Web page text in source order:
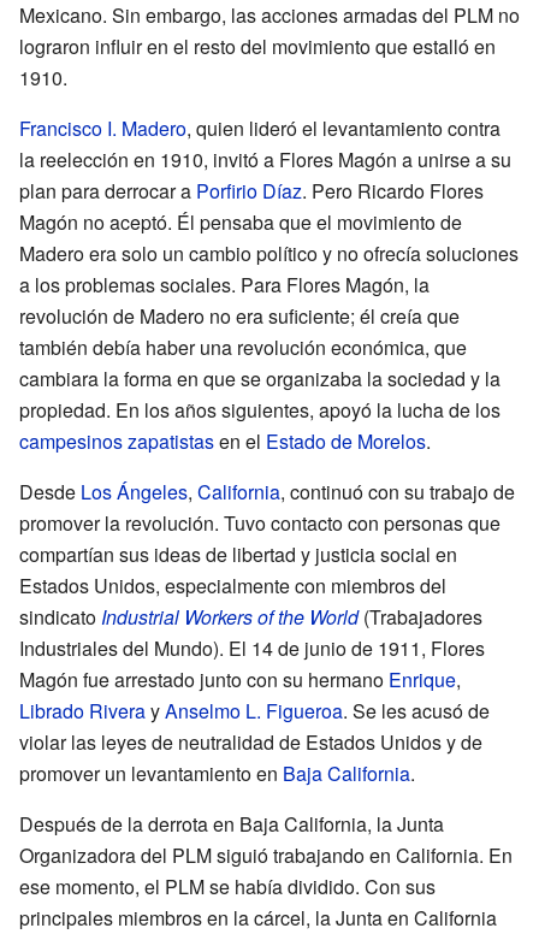
Mexicano. Sin embargo, las acciones armadas del PLM no
lograron influir en el resto del movimiento que estalló en
1910.
Francisco I. Madero, quien lideró el levantamiento contra
la reelección en 1910, invitó a Flores Magón a unirse a su
plan para derrocar a Porfirio Díaz. Pero Ricardo Flores
Magón no aceptó. Él pensaba que el movimiento de
Madero era solo un cambio político y no ofrecía soluciones
a los problemas sociales. Para Flores Magón, la
revolución de Madero no era suficiente; él creía que
también debía haber una revolución económica, que
cambiara la forma en que se organizaba la sociedad y la
propiedad. En los años siguientes, apoyó la lucha de los
campesinoszapatistasen el Estado de Morelos.
Desde Los Ángeles, California, continuó con su trabajo de
promover la revolución. Tuvo contacto con personas que
compartían sus ideas de libertad y justicia social en
Estados Unidos, especialmente con miembros del
sindicatoIndustrial Workers of the World(Trabajadores
Industriales del Mundo). El 14 de junio de 1911, Flores
Magón fue arrestado junto con su hermano Enrique,
Librado RiverayAnselmo L. Figueroa. Se les acusó de
violar las leyes de neutralidad de Estados Unidos y de
promover un levantamiento en Baja California.
Después de la derrota en Baja California, la Junta
Organizadora del PLM siguió trabajando en California. En
ese momento, el PLM se había dividido. Con sus
principales miembros en la cárcel, la Junta en California